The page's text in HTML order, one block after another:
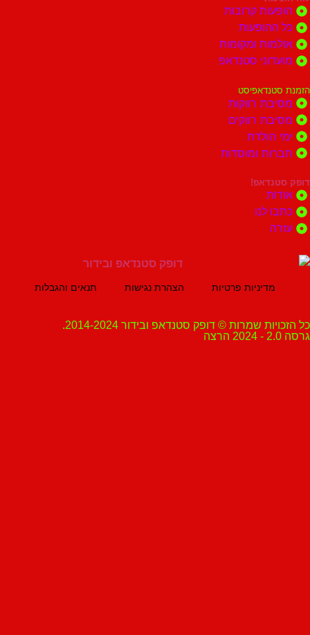
קרובות
ומקומות
סטנדאפ
רווקות
רווקים
ומוסדות
לנו
מדיניות פרטיות הצהרת נגישות תנאים והגבלות
שמרות © דופק סטנדאפ ובידור 2014-2024.